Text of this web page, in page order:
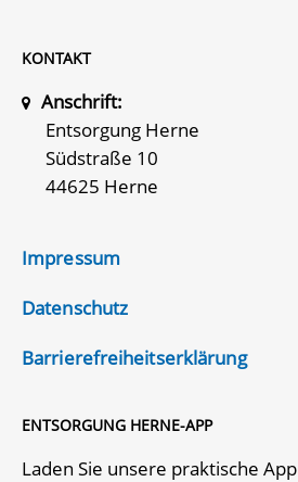
KONTAKT
Anschrift:
Entsorgung Herne
Südstraße 10
44625 Herne
Impressum
Datenschutz
Barrierefreiheitserklärung
ENTSORGUNG HERNE-APP
Laden Sie unsere praktische App